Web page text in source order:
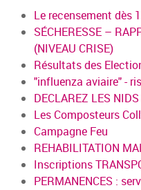
Le recensement dès
SÉCHERESSE –
(NIVEAU CRISE)
Résultats des
"influenza aviaire" -
DECLAREZ LES
Les Composteurs
Campagne Feu
REHABILITATION
Inscriptions
PERMANENCES :